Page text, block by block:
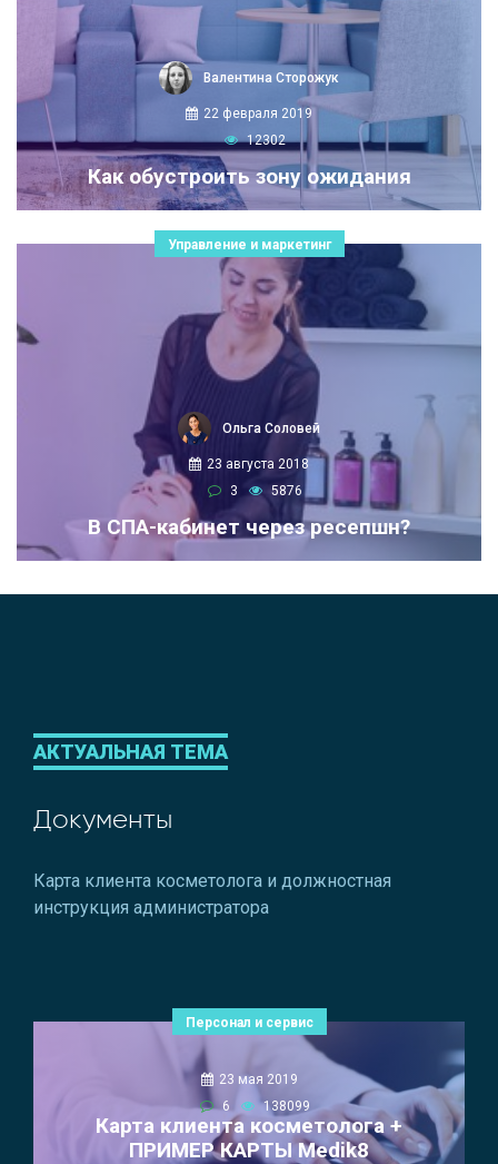
Валентина Сторожук
22 февраля 2019
12302
Как обустроить зону ожидания
Управление и маркетинг
Ольга Соловей
23 августа 2018
3
5876
В СПА-кабинет через ресепшн?
АКТУАЛЬНАЯ ТЕМА
Документы
Карта клиента косметолога и должностная
инструкция администратора
Персонал и сервис
23 мая 2019
6
138099
Карта клиента косметолога +
ПРИМЕР КАРТЫ Medik8